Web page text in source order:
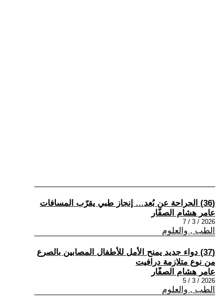
(36) الجراحة عن بُعد… إنجاز طبي يقرّب المسافات
عامر هشام الصفّار
2026 / 3 / 7
الطب , والعلوم
(37) دواء جديد يمنح الأمل للأطفال المصابين بالصرع
من نوع متلازمة درافيت
عامر هشام الصفّار
2026 / 3 / 5
الطب , والعلوم